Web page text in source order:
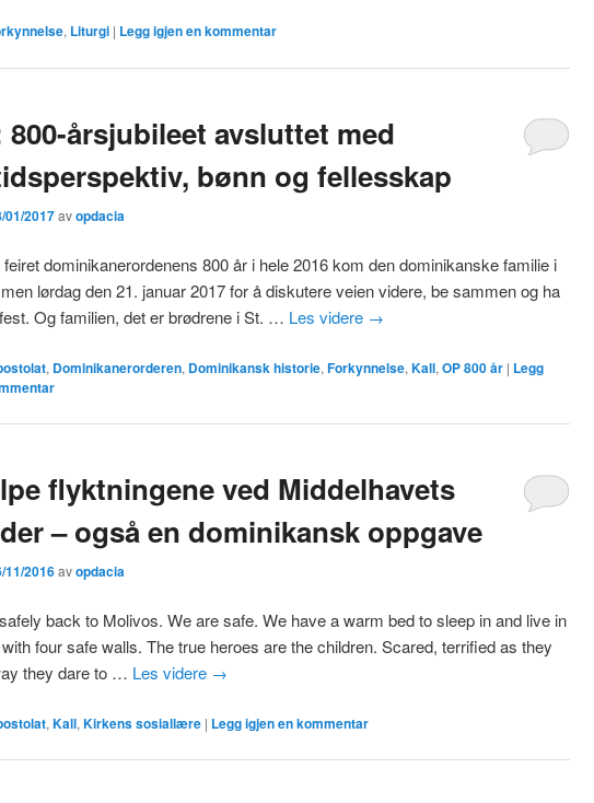
, Liturgi | Legg igjen en kommentar
800-årsjubileet avsluttet med
bønn og fellesskap
01/2017avopdacia
feiret dominikanerordenens 800 år i hele 2016 kom den dominikanske familie i
lørdag den 21. januar 2017 for å diskutere veien videre, be sammen og ha
Og familien, det er brødrene i St. … Les videre →
, Dominikanerorderen, Dominikansk historie, Forkynnelse, Kall, OP 800 år | Legg
flyktningene ved Middelhavets
– også en dominikansk oppgave
11/2016avopdacia
back to Molivos. We are safe. We have a warm bed to sleep in and live in
four safe walls. The true heroes are the children. Scared, terrified as they
they dare to … Les videre →
, Kall, Kirkens sosiallære | Legg igjen en kommentar